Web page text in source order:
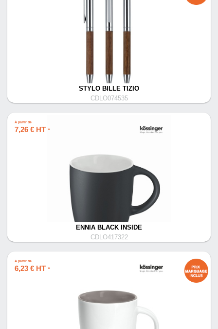
STYLO BILLE TIZIO
CDLO074535
À partir de
7,26 € HT *
ENNIA BLACK INSIDE
CDLO417322
À partir de
6,23 € HT *